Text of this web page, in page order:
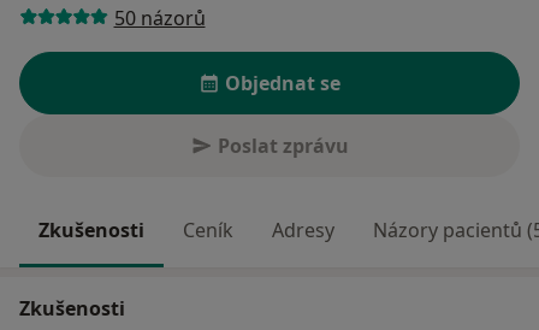
50 názorů
Objednat se
Poslat zprávu
Zkušenosti Ceník Adresy Názory pacientů
Zkušenosti